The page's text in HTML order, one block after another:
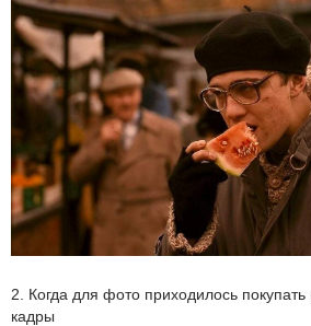
2. Когда для фото приходилось покупать
кадры